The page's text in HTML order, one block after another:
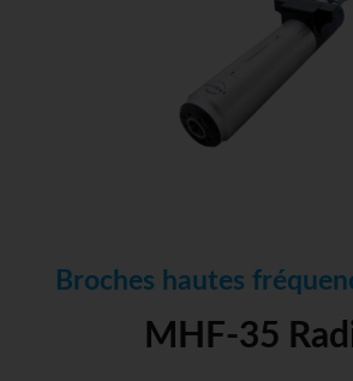
Broches hautes
MHF-35